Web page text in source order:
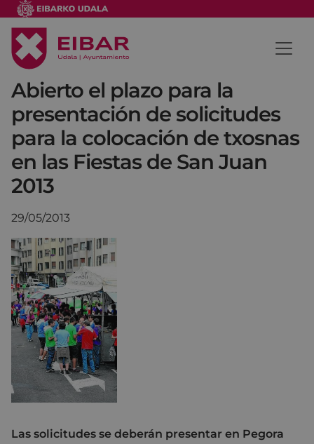
Abierto el plazo para la
presentación de solicitudes
para la colocación de txosnas
en las Fiestas de San Juan
2013
29/05/2013
Las solicitudes se deberán presentar en Pegora